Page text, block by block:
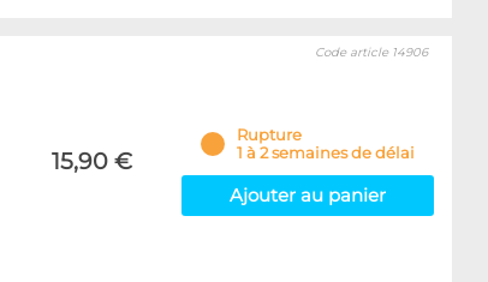
15,90 €
Code article 14906
Rupture
1 à 2 semaines de délai
Ajouter au panier